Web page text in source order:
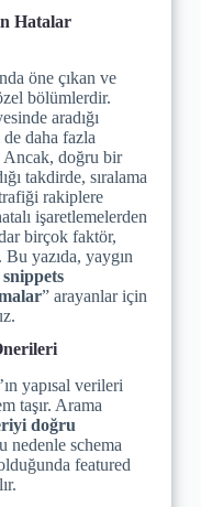
Hatalar
öne çıkan ve
bölümlerdir.
aradığı
daha fazla
Ancak, doğru bir
takdirde, sıralama
rakiplere
işaretlemelerden
birçok faktör,
yazıda, yaygın
” arayanlar için
yapısal verileri
taşır. Arama
doğru
nedenle schema
featured